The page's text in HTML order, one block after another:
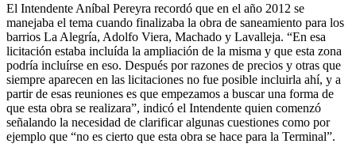
El Intendente Aníbal Pereyra recordó que en el año 2012 se
manejaba el tema cuando finalizaba la obra de saneamiento para los
barrios La Alegría, Adolfo Viera, Machado y Lavalleja. “En esa
licitación estaba incluída la ampliación de la misma y que esta zona
podría incluírse en eso. Después por razones de precios y otras que
siempre aparecen en las licitaciones no fue posible incluirla ahí, y a
partir de esas reuniones es que empezamos a buscar una forma de
que esta obra se realizara”, indicó el Intendente quien comenzó
señalando la necesidad de clarificar algunas cuestiones como por
ejemplo que “no es cierto que esta obra se hace para la Terminal”.